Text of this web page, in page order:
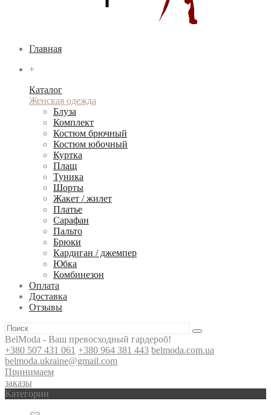
Главная
+
Каталог
Женская одежда
Блуза
Комплект
Костюм брючный
Костюм юбочный
Куртка
Плащ
Туника
Шорты
Жакет / жилет
Платье
Сарафан
Пальто
Брюки
Кардиган / джемпер
Юбка
Комбинезон
Оплата
Доставка
Отзывы
BelModa - Ваш превосходный гардероб!
+380 507 431 061 +380 964 381 443 belmoda.com.ua
belmoda.ukraine@gmail.com
Принимаем
заказы
Категории